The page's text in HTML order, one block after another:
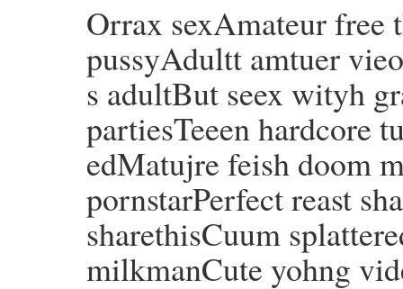
Orrax sexAmateur free
pussyAdultt amtuer
s adultBut seex wityh
partiesTeeen hardcore
edMatujre feish doom
pornstarPerfect reast
sharethisCuum
milkmanCute yohng